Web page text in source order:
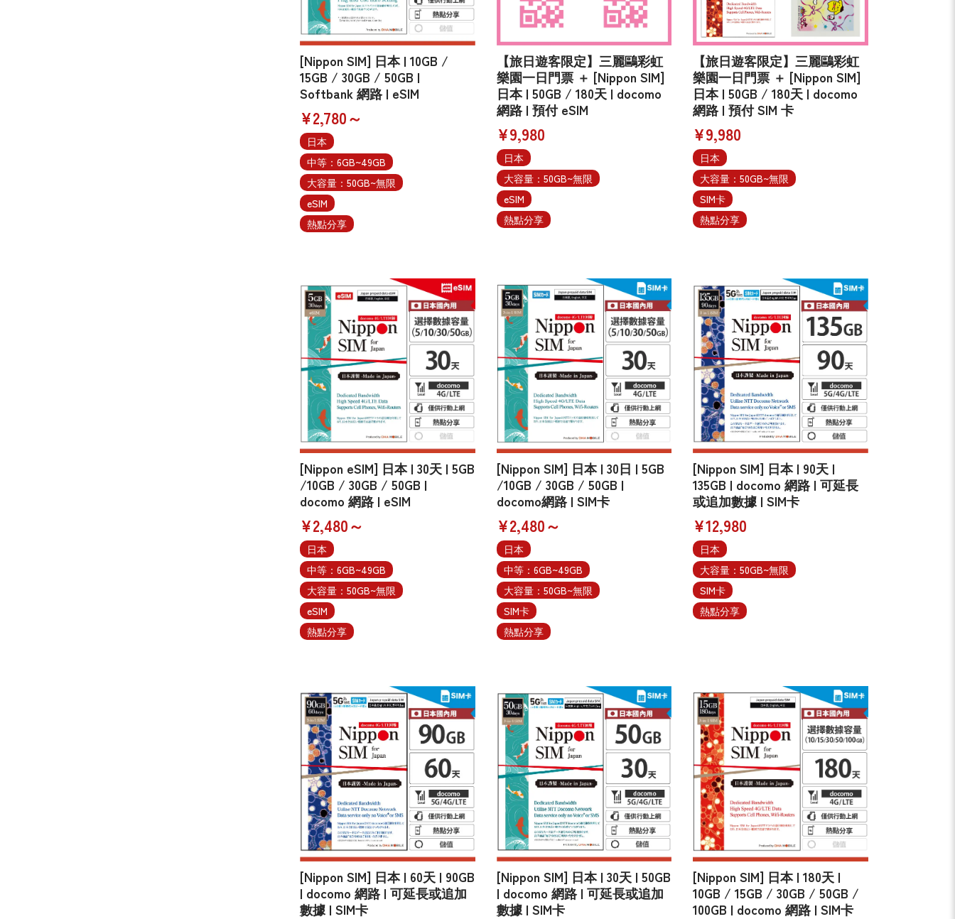
[Nippon SIM] 日本 | 10GB /
15GB / 30GB / 50GB |
Softbank 網路 | eSIM
¥2,780～
日本
中等：6GB~49GB
大容量：50GB~無限
eSIM
熱點分享
【旅日遊客限定】三麗鷗彩虹
樂園一日門票 ＋ [Nippon SIM]
日本 | 50GB / 180天 | docomo
網路 | 預付 eSIM
¥9,980
日本
大容量：50GB~無限
eSIM
熱點分享
【旅日遊客限定】三麗鷗彩虹
樂園一日門票 ＋ [Nippon SIM]
日本 | 50GB / 180天 | docomo
網路 | 預付 SIM 卡
¥9,980
日本
大容量：50GB~無限
SIM卡
熱點分享
[Nippon eSIM] 日本 | 30天 | 5GB
/10GB / 30GB / 50GB |
docomo 網路 | eSIM
¥2,480～
日本
中等：6GB~49GB
大容量：50GB~無限
eSIM
熱點分享
[Nippon SIM] 日本 | 30日 | 5GB
/10GB / 30GB / 50GB |
docomo網路 | SIM卡
¥2,480～
日本
中等：6GB~49GB
大容量：50GB~無限
SIM卡
熱點分享
[Nippon SIM] 日本 | 90天 |
135GB | docomo 網路 | 可延長
或追加數據 | SIM卡
¥12,980
日本
大容量：50GB~無限
SIM卡
熱點分享
[Nippon SIM] 日本 | 60天 | 90GB
| docomo 網路 | 可延長或追加
數據 | SIM卡
[Nippon SIM] 日本 | 30天 | 50GB
| docomo 網路 | 可延長或追加
數據 | SIM卡
[Nippon SIM] 日本 | 180天 |
10GB / 15GB / 30GB / 50GB /
100GB | docomo 網路 | SIM卡